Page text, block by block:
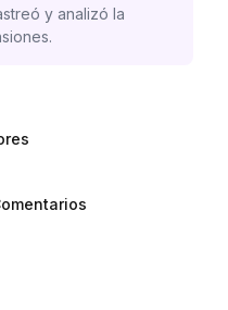
y analizó la